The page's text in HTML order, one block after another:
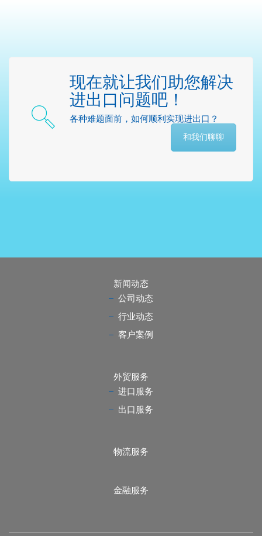
现在就让我们助您解决
进出口问题吧！
各种难题面前，如何顺利实现进出口？
和我们聊聊
新闻动态
公司动态
行业动态
客户案例
外贸服务
进口服务
出口服务
物流服务
金融服务